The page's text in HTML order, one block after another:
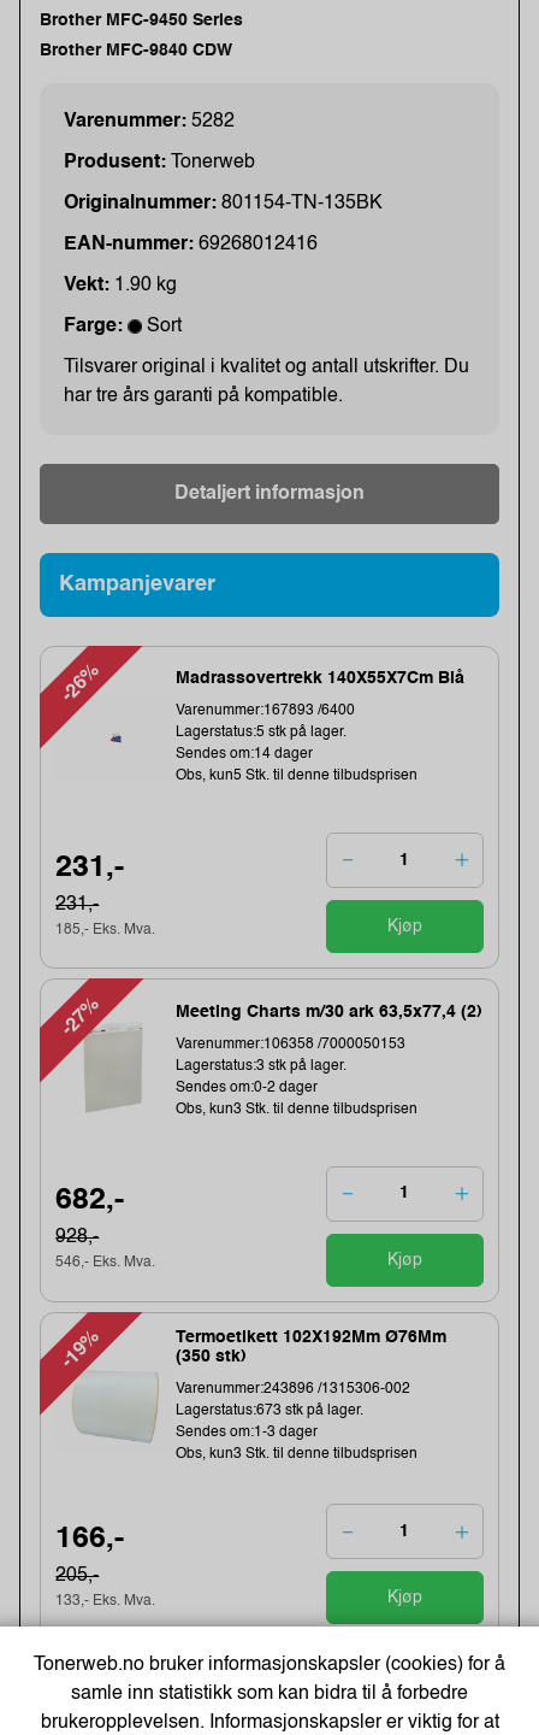
Brother MFC-9450 Series
Brother MFC-9840 CDW
Varenummer: 5282
Produsent: Tonerweb
Originalnummer: 801154-TN-135BK
EAN-nummer: 69268012416
Vekt: 1.90 kg
Farge: Sort
Tilsvarer original i kvalitet og antall utskrifter. Du
har tre års garanti på kompatible.
Detaljert informasjon
Kampanjevarer
-26% Madrassovertrekk 140X55X7Cm Blå
Varenummer:167893 /6400
Lagerstatus:5 stk på lager.
Sendes om:14 dager
Obs, kun5 Stk. til denne tilbudsprisen
231,-
231,-
185,- Eks. Mva. Kjøp
-27% Meeting Charts m/30 ark 63,5x77,4 (2)
Varenummer:106358 /7000050153
Lagerstatus:3 stk på lager.
Sendes om:0-2 dager
Obs, kun3 Stk. til denne tilbudsprisen
682,-
928,-
546,- Eks. Mva. Kjøp
-19%
Termoetikett 102X192Mm Ø76Mm
(350 stk)
Varenummer:243896 /1315306-002
Lagerstatus:673 stk på lager.
Sendes om:1-3 dager
Obs, kun3 Stk. til denne tilbudsprisen
166,-
205,-
133,- Eks. Mva. Kjøp
-19%
Direct thermal receipt roll 101,6 mm
wide, 32,2 meter length
Varenummer:240538 /BDL7J000102058
Tonerweb.no bruker informasjonskapsler (cookies) for å
samle inn statistikk som kan bidra til å forbedre
brukeropplevelsen. Informasjonskapsler er viktig for at